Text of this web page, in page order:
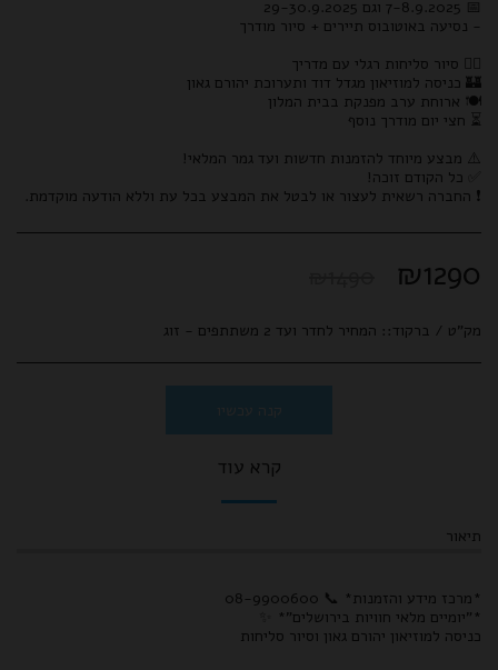
❗ החברה רשאית לעצור או לבטל את המבצע בכל עת וללא הודעה מוקדמת.
₪1290
מק"ט / ברקוד:: המחיר לחדר ועד 2 משתתפים - זוג
קרא עוד
תיאור
*מרכז מידע והזמנות* 📞 08-9900600
*"יומיים מלאי חוויות בירושלים"* ✨
כניסה למוזיאון יהורם גאון וסיור סליחות